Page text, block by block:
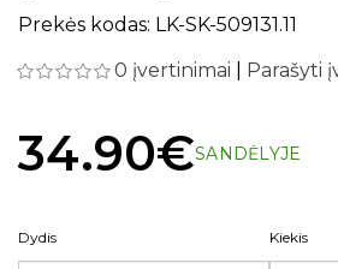
Prekės kodas: LK-SK-509131.11
0 įvertinimai
Parašyti
34.90€SANDĖLYJE
Dydis Kiekis